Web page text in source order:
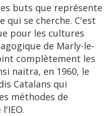
buts que représente
qui se cherche. C'est
pour les cultures
de Marly-le-
complètement les
naitra, en 1960, le
Catalans qui
méthodes de